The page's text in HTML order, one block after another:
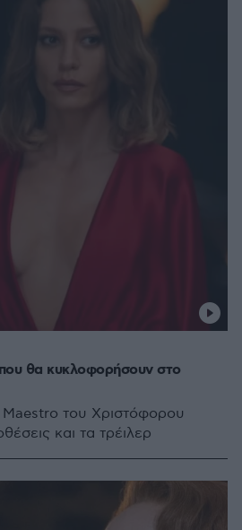
θα κυκλοφορήσουν στο
του Χριστόφορου
και τα τρέιλερ